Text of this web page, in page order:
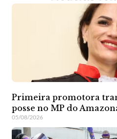
Primeira promotora
posse no MP do
05/08/2026